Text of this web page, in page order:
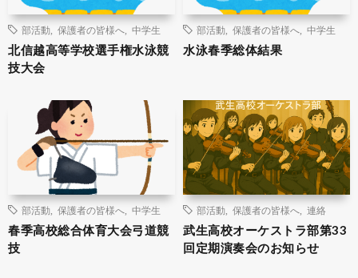
部活動 保護者の皆様へ 中学生
北信越高等学校選手権水泳競
技大会
部活動 保護者の皆様へ 中学生
水泳春季総体結果
部活動 保護者の皆様へ 中学生
春季高校総合体育大会弓道競
技
部活動 保護者の皆様へ 連絡
武生高校オーケストラ部第33
回定期演奏会のお知らせ